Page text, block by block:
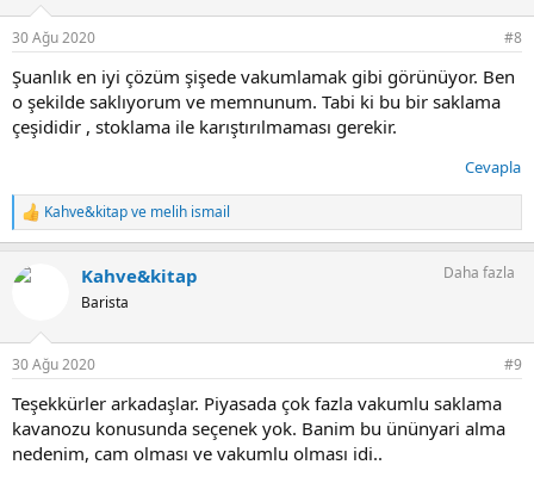
:
30 Ağu 2020 #8
Şuanlık en iyi çözüm şişede vakumlamak gibi görünüyor. Ben
o şekilde saklıyorum ve memnunum. Tabi ki bu bir saklama
çeşididir , stoklama ile karıştırılmaması gerekir.
Cevapla
T
e
k
:
Kahve&kitapve melih ismail
Kahve&kitap
Barista
Daha fazla
30 Ağu 2020 #9
Teşekkürler arkadaşlar. Piyasada çok fazla vakumlu saklama
kavanozu konusunda seçenek yok. Banim bu ününyari alma
nedenim, cam olması ve vakumlu olması idi..